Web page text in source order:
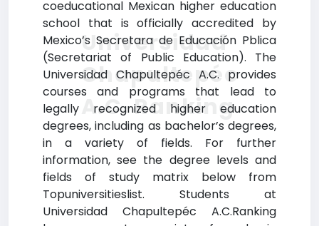
coeducational Mexican higher education
school that is officially accredited by
Mexico’s Secretara de Educación Pblica
(Secretariat of Public Education). The
Universidad Chapultepéc A.C. provides
courses and programs that lead to
legally recognized higher education
degrees, including as bachelor’s degrees,
in a variety of fields. For further
information, see the degree levels and
fields of study matrix below from
Topuniversitieslist. Students at
Universidad Chapultepéc A.C.Ranking
Universidad
Chapultepéc
A.C. Ranking